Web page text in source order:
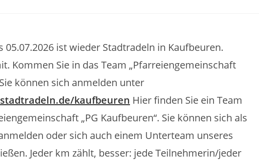
05.07.2026 ist wieder Stadtradeln in Kaufbeuren.
Kommen Sie in das Team „Pfarreiengemeinschaft
können sich anmelden unter
kaufbeuren Hier finden Sie ein Team
„PG Kaufbeuren“. Sie können sich als
oder sich auch einem Unterteam unseres
Jeder km zählt, besser: jede Teilnehmerin/jeder